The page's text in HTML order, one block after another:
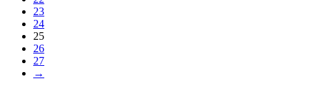
23
24
25
26
27
→